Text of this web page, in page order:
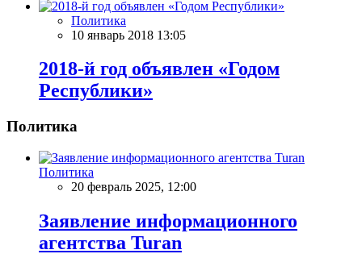
Политика
10 январь 2018 13:05
2018-й год объявлен «Годом
Республики»
Политика
Политика
20 февраль 2025, 12:00
Заявление информационного
агентства Turan